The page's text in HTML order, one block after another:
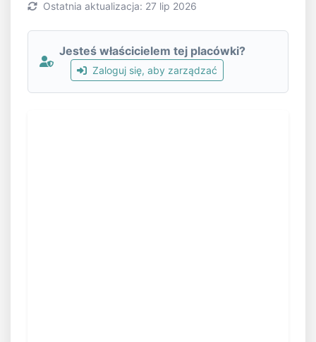
Ostatnia aktualizacja: 27 lip 2026
Jesteś właścicielem tej placówki?
Zaloguj się, aby zarządzać